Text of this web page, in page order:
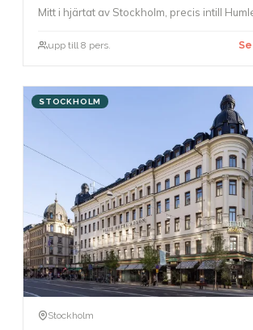
Mitt i hjärtat av Stockholm, precis intill
upp till 8 pers.
STOCKHOLM
Stockholm